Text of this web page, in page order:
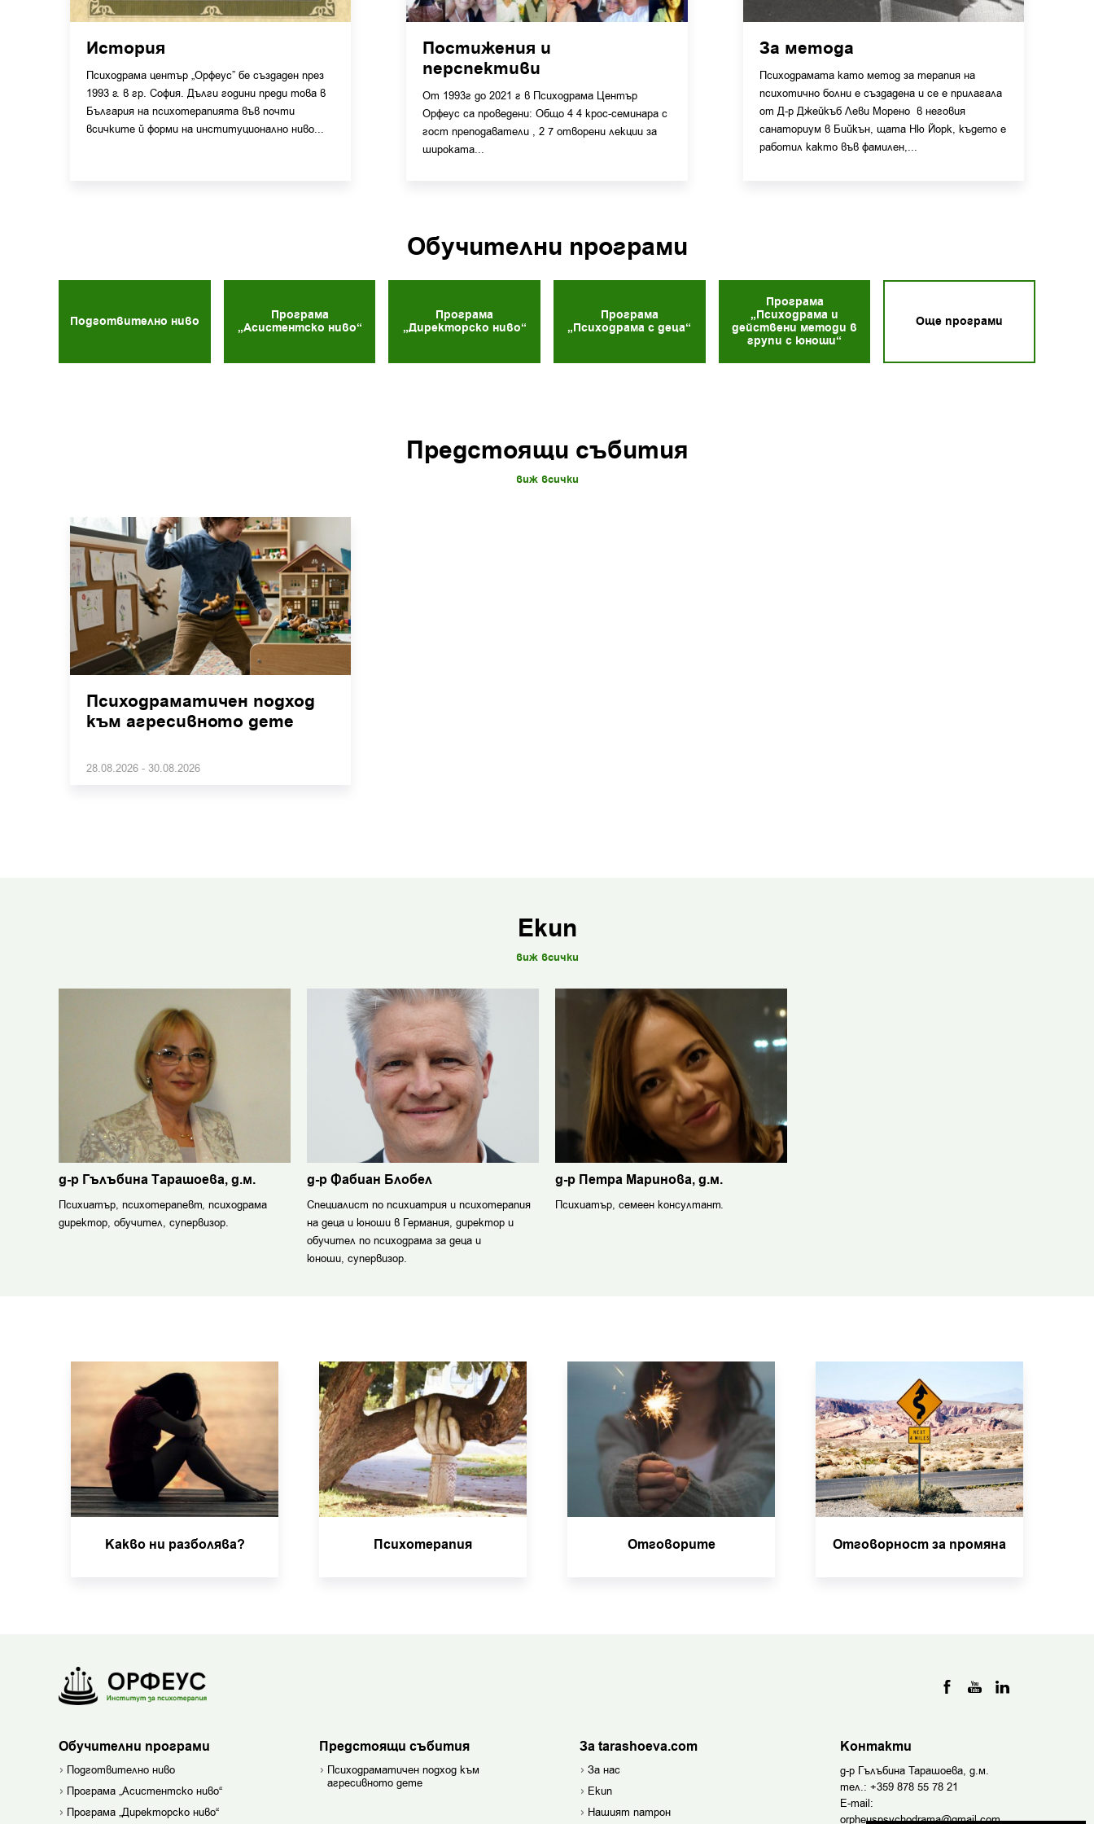
История
Психодрама център „Орфеус” бе създаден през
1993 г. в гр. София. Дълги години преди това в
България на психотерапията във почти
всичките й форми на институционално ниво...
Постижения и
перспективи
От 1993г до 2021 г в Психодрама Център
Орфеус са проведeни: Общо 4 4 крос-семинара с
гост преподаватели , 2 7 отворени лекции за
широката...
За метода
Психодрамата като метод за терапия на
психотично болни е създадена и се е прилагала
от Д-р Джейкъб Леви Морено в неговия
санаториум в Бийкън, щата Ню Йорк, където е
работил както във фамилен,...
Обучителни програми
Подготвително ниво
Програма
„Асистентско ниво“
Програма
„Директорско ниво“
Програма
„Психодрама с деца“
Програма
„Психодрама и
действени методи в
групи с юноши“
Още програми
Предстоящи събития
виж всички
Психодраматичен подход
към агресивното дете
28.08.2026 - 30.08.2026
Екип
виж всички
д-р Гълъбина Тарашоева, д.м.
Психиатър, психотерапевт, психодрама
директор, обучител, супервизор.
д-р Фабиан Блобел
Специалист по психиатрия и психотерапия
на деца и юноши в Германия, директор и
обучител по психодрама за деца и
юноши, супервизор.
д-р Петра Маринова, д.м.
Психиатър, семеен консултант.
Какво ни разболява? Психотерапия Отговорите Отговорност за промяна
Обучителни програми
Подготвително ниво
Програма „Асистентско ниво“
Програма „Директорско ниво“
Предстоящи събития
Психодраматичен подход към
агресивното дете
За tarashoeva.com
За нас
Екип
Нашият патрон
Контакти
д-р Гълъбина Тарашоева, д.м.
тел.: +359 878 55 78 21
E-mail:
orpheuspsychodrama@gmail.com